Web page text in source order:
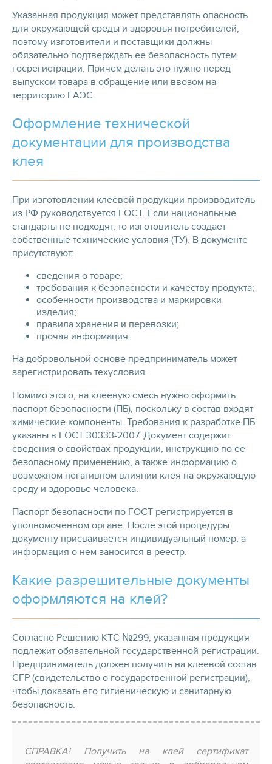
Указанная продукция может представлять опасность
для окружающей среды и здоровья потребителей,
поэтому изготовители и поставщики должны
обязательно подтверждать ее безопасность путем
госрегистрации. Причем делать это нужно перед
выпуском товара в обращение или ввозом на
территорию ЕАЭС.
Оформление технической
документации для производства
клея
При изготовлении клеевой продукции производитель
из РФ руководствуется ГОСТ. Если национальные
стандарты не подходят, то изготовитель создает
собственные технические условия (ТУ). В документе
присутствуют:
сведения о товаре;
требования к безопасности и качеству продукта;
особенности производства и маркировки
изделия;
правила хранения и перевозки;
прочая информация.
На добровольной основе предприниматель может
зарегистрировать техусловия.
Помимо этого, на клеевую смесь нужно оформить
паспорт безопасности (ПБ), поскольку в состав входят
химические компоненты. Требования к разработке ПБ
указаны в ГОСТ 30333-2007. Документ содержит
сведения о свойствах продукции, инструкцию по ее
безопасному применению, а также информацию о
возможном негативном влиянии клея на окружающую
среду и здоровье человека.
Паспорт безопасности по ГОСТ регистрируется в
уполномоченном органе. После этой процедуры
документу присваивается индивидуальный номер, а
информация о нем заносится в реестр.
Какие разрешительные документы
оформляются на клей?
Согласно Решению КТС №299, указанная продукция
подлежит обязательной государственной регистрации.
Предприниматель должен получить на клеевой состав
СГР (свидетельство о государственной регистрации),
чтобы доказать его гигиеническую и санитарную
безопасность.
СПРАВКА! Получить на клей сертификат